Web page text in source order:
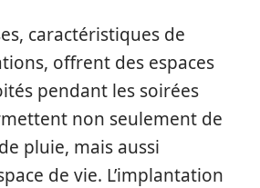
caractéristiques de
offrent des espaces
pendant les soirées
non seulement de
pluie, mais aussi
de vie. L’implantation